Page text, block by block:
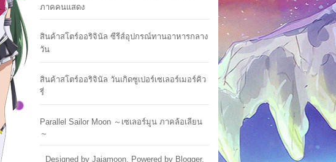
ภาคคนแสดง
สินค้าสโตร์ออริจินัล ซีรีส์อุปกรณ์ทานอาหารกลาง
วัน
สินค้าสโตร์ออริจินัล วันเกิดซูเปอร์เซเลอร์เมอร์คิว
รี่
Parallel Sailor Moon ～เซเลอร์มูน ภาคล้อเลียน
～
Designed by Jajamoon. Powered by Blogger.